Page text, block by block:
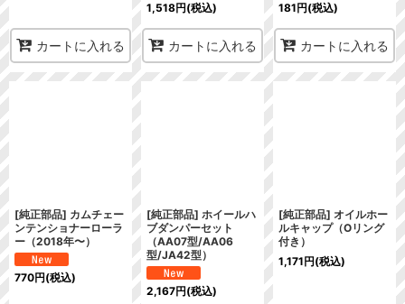
カートに入れる
1,518円(税込)
カートに入れる
181円(税込)
カートに入れる
[純正部品] カムチェー
ンテンショナーローラ
ー（2018年〜）
770円(税込)
[純正部品] ホイールハ
ブダンパーセット
（AA07型/AA06
型/JA42型）
2,167円(税込)
[純正部品] オイルホー
ルキャップ（Oリング
付き）
1,171円(税込)